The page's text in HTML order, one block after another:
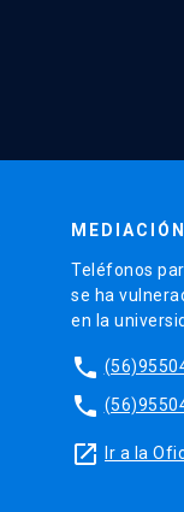
Teléfonos
se ha
en la
phone
phone
launch Ir a la